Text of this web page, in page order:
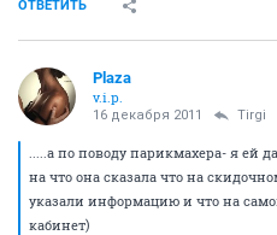
ОТВЕТИТЬ
Plaza
v.i.p.
16 декабря 2011 Tirgi
.....а по поводу парикмахера- я ей
на что она сказала что на
указали информацию и что на
кабинет)